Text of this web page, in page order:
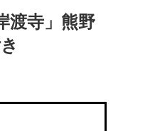
渡寺」熊野